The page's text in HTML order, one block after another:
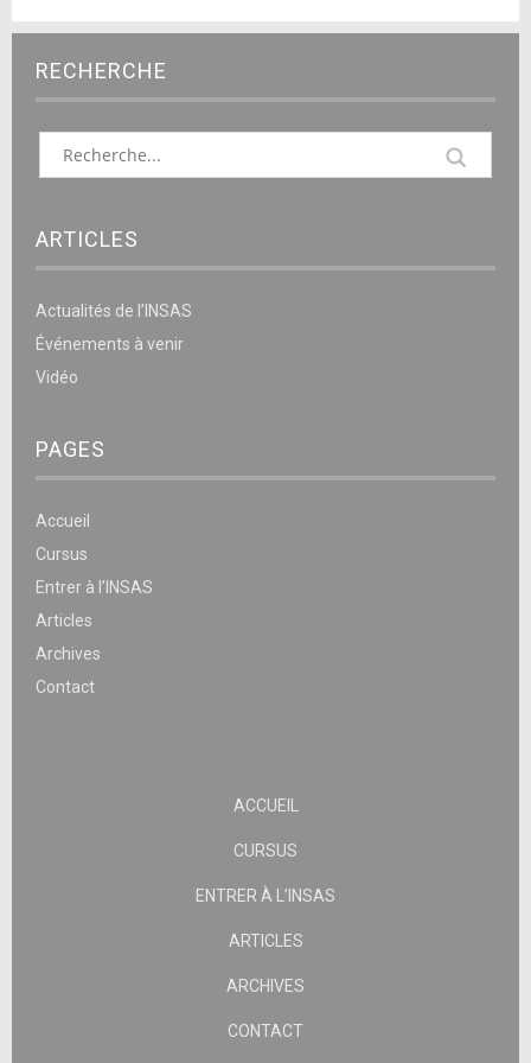
RECHERCHE
ARTICLES
Actualités de l’INSAS
Événements à venir
Vidéo
PAGES
Accueil
Cursus
Entrer à l’INSAS
Articles
Archives
Contact
ACCUEIL
CURSUS
ENTRER À L’INSAS
ARTICLES
ARCHIVES
CONTACT